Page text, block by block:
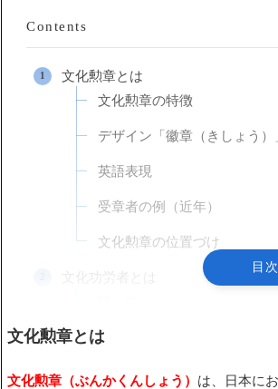
Contents
目
文化勲章とは
文化勲章の特徴
デザイン「徽章（きしょう）
英語表現
受章者の例（近年）
文化勲章の位置づけ
文化功労者とは
年金制度「顕彰料（けんしょうりょ
文化勲章とは
文化勲章（ぶんかくんしょう） は、日本に